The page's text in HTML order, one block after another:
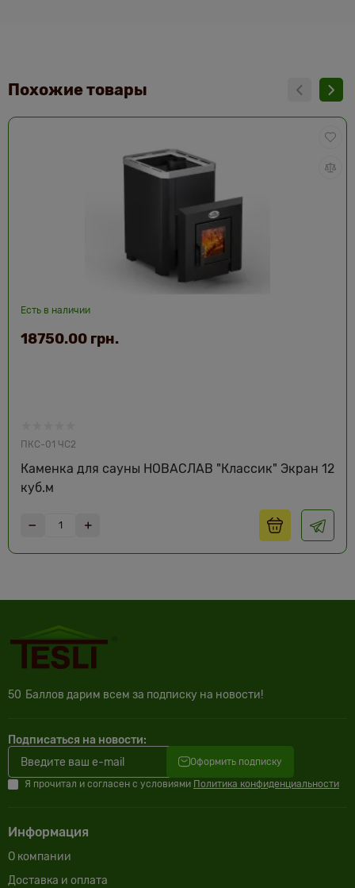
Похожие товары
Есть в наличии
ПКС-01 ЧС2
Каменка для сауны НОВАСЛАВ "Классик" Экран 12
куб.м
18750.00 грн.
50 Баллов дарим всем за подписку на новости!
Подписаться на новости:
Оформить подписку
Я прочитал и согласен с условиями Политика конфиденциальности
Информация
О компании
Доставка и оплата